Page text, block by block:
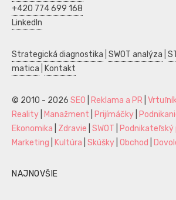
+420 774 699 168
LinkedIn
Strategická diagnostika SWOT analýza
matica
Kontakt
© 2010 - 2026 SEO Reklama a PR
Reality
Manažment Prijímáčky
Ekonomika
Zdravie SWOT Podnikateľský
Marketing
Kultúra Skúšky Obchod
NAJNOVŠIE